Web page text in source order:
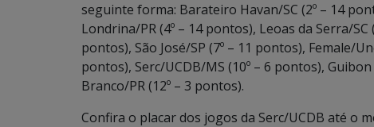
seguinte forma: Barateiro Havan/SC (2º – 14
Londrina/PR (4º – 14 pontos), Leoas da Serra/
pontos), São José/SP (7º – 11 pontos), Female/
pontos), Serc/UCDB/MS (10º – 6 pontos),
Branco/PR (12º – 3 pontos).
Confira o placar dos jogos da Serc/UCDB até o